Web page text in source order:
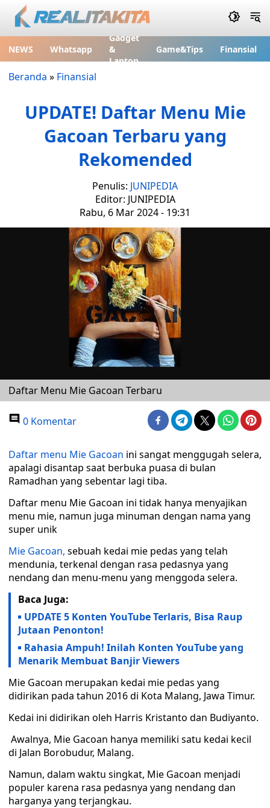
NEWS Whatsapp
Gadget
&
Laptop
Game&Tips Finansial
Beranda » Finansial
UPDATE! Daftar Menu Mie
Gacoan Terbaru yang
Rekomended
Penulis: JUNIPEDIA
Editor: JUNIPEDIA
Rabu, 6 Mar 2024 - 19:31
Daftar Menu Mie Gacoan Terbaru
0 Komentar
Daftar menu Mie Gacoan ini sangat menggugah selera,
apalagi disantap saat berbuka puasa di bulan
Ramadhan yang sebentar lagi tiba.
Daftar menu Mie Gacoan ini tidak hanya menyajikan
menu mie, namun juga minuman dengan nama yang
super unik
Mie Gacoan, sebuah kedai mie pedas yang telah
mendunia, terkenal dengan rasa pedasnya yang
nendang dan menu-menu yang menggoda selera.
Baca Juga:
UPDATE 5 Konten YouTube Terlaris, Bisa Raup
Jutaan Penonton!
Rahasia Ampuh! Inilah Konten YouTube yang
Menarik Membuat Banjir Viewers
Mie Gacoan merupakan kedai mie pedas yang
didirikan pada tahun 2016 di Kota Malang, Jawa Timur.
Kedai ini didirikan oleh Harris Kristanto dan Budiyanto.
Awalnya, Mie Gacoan hanya memiliki satu kedai kecil
di Jalan Borobudur, Malang.
Namun, dalam waktu singkat, Mie Gacoan menjadi
populer karena rasa pedasnya yang nendang dan
harganya yang terjangkau.